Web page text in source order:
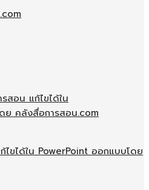
ขได้ใน PowerPoint ออกแบบโดย